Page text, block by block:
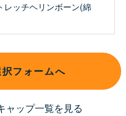
レッチヘリンボーン(綿
フォームへ
ャップ一覧を見る